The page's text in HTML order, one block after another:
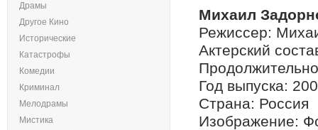
Михаил
Режиссер:
Актерский
Год выпуска:
Страна: Россия
Изображение:
Драмы
Другое Кино
Исторические
Катастрофы
Комедии
Криминал
Мелодрамы
Мистика